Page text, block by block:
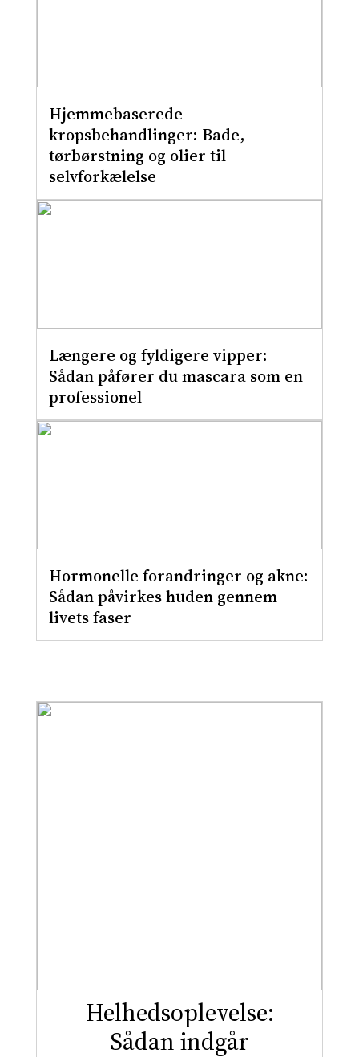
Hjemmebaserede
kropsbehandlinger: Bade,
tørbørstning og olier til
selvforkælelse
Længere og fyldigere vipper:
Sådan påfører du mascara som en
professionel
Hormonelle forandringer og akne:
Sådan påvirkes huden gennem
livets faser
Helhedsoplevelse:
Sådan indgår